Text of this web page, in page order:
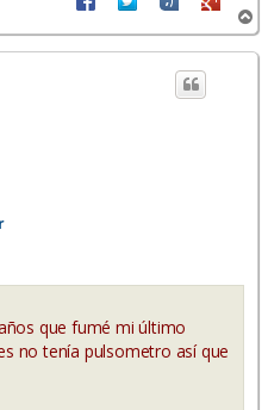
r
r
que fumé mi último
no tenía pulsometro así que